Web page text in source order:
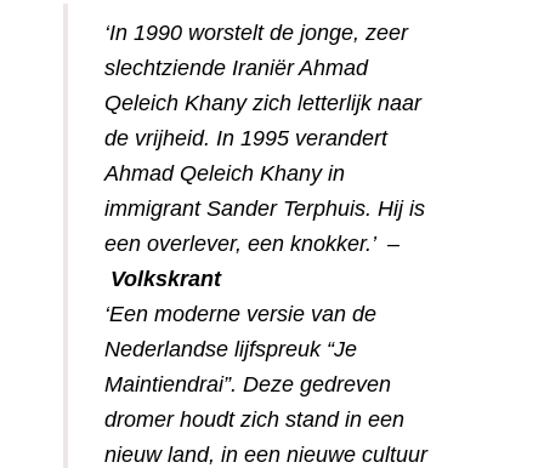
‘In 1990 worstelt de jonge, zeer
slechtziende Iraniër Ahmad
Qeleich Khany zich letterlijk naar
de vrijheid. In 1995 verandert
Ahmad Qeleich Khany in
immigrant Sander Terphuis. Hij is
een overlever, een knokker.’ –
Volkskrant
‘Een moderne versie van de
Nederlandse lijfspreuk “Je
Maintiendrai”. Deze gedreven
dromer houdt zich stand in een
nieuw land, in een nieuwe cultuur